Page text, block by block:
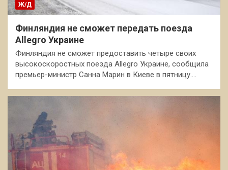
Ж/Д
Финляндия не сможет передать поезда
Allegro Украине
Финляндия не сможет предоставить четыре своих
высокоскоростных поезда Allegro Украине, сообщила
премьер-министр Санна Марин в Киеве в пятницу.…